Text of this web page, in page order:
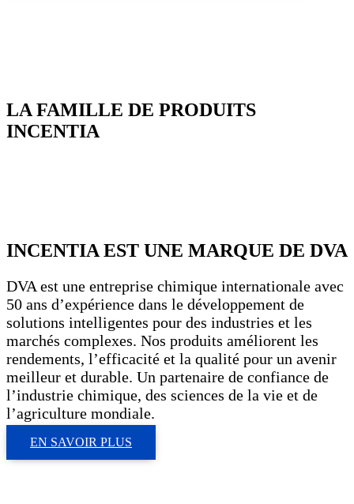
LA FAMILLE DE PRODUITS
INCENTIA
INCENTIA EST UNE MARQUE DE DVA
DVA est une entreprise chimique internationale avec
50 ans d’expérience dans le développement de
solutions intelligentes pour des industries et les
marchés complexes. Nos produits améliorent les
rendements, l’efficacité et la qualité pour un avenir
meilleur et durable. Un partenaire de confiance de
l’industrie chimique, des sciences de la vie et de
l’agriculture mondiale.
EN SAVOIR PLUS